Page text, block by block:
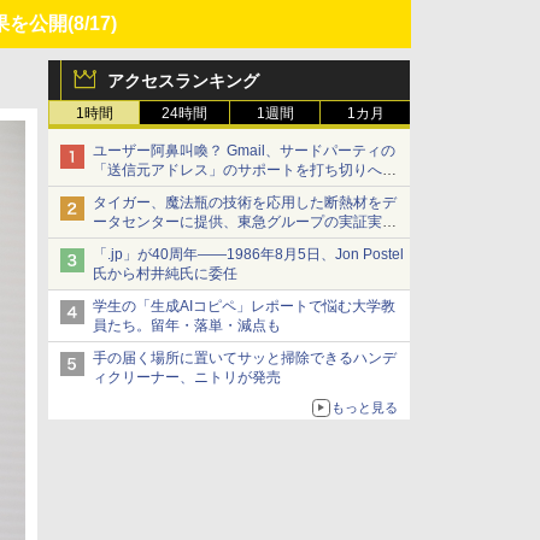
を公開(8/17)
アクセスランキング
1時間 24時間 1週間 1カ月
ユーザー阿鼻叫喚？ Gmail、サードパーティの
「送信元アドレス」のサポートを打ち切りへ
【やじうまWatch】
タイガー、魔法瓶の技術を応用した断熱材をデ
ータセンターに提供、東急グループの実証実験
で 「ステンレス密封真空断熱パネル TIVIP」
「.jp」が40周年――1986年8月5日、Jon Postel
氏から村井純氏に委任
学生の「生成AIコピペ」レポートで悩む大学教
員たち。留年・落単・減点も
手の届く場所に置いてサッと掃除できるハンデ
ィクリーナー、ニトリが発売
もっと見る